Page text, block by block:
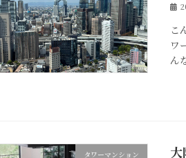
こ
ワ
ん
タワーマンション